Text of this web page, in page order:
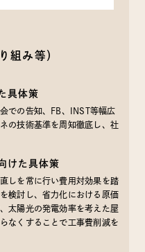
組み等）
具体策
での告知、FB、INST等幅広
の技術基準を周知徹底し、社
けた具体策
しを常に行い費用対効果を踏
検討し、省力化における原価
太陽光の発電効率を考えた屋
なくすることで工事費削減を